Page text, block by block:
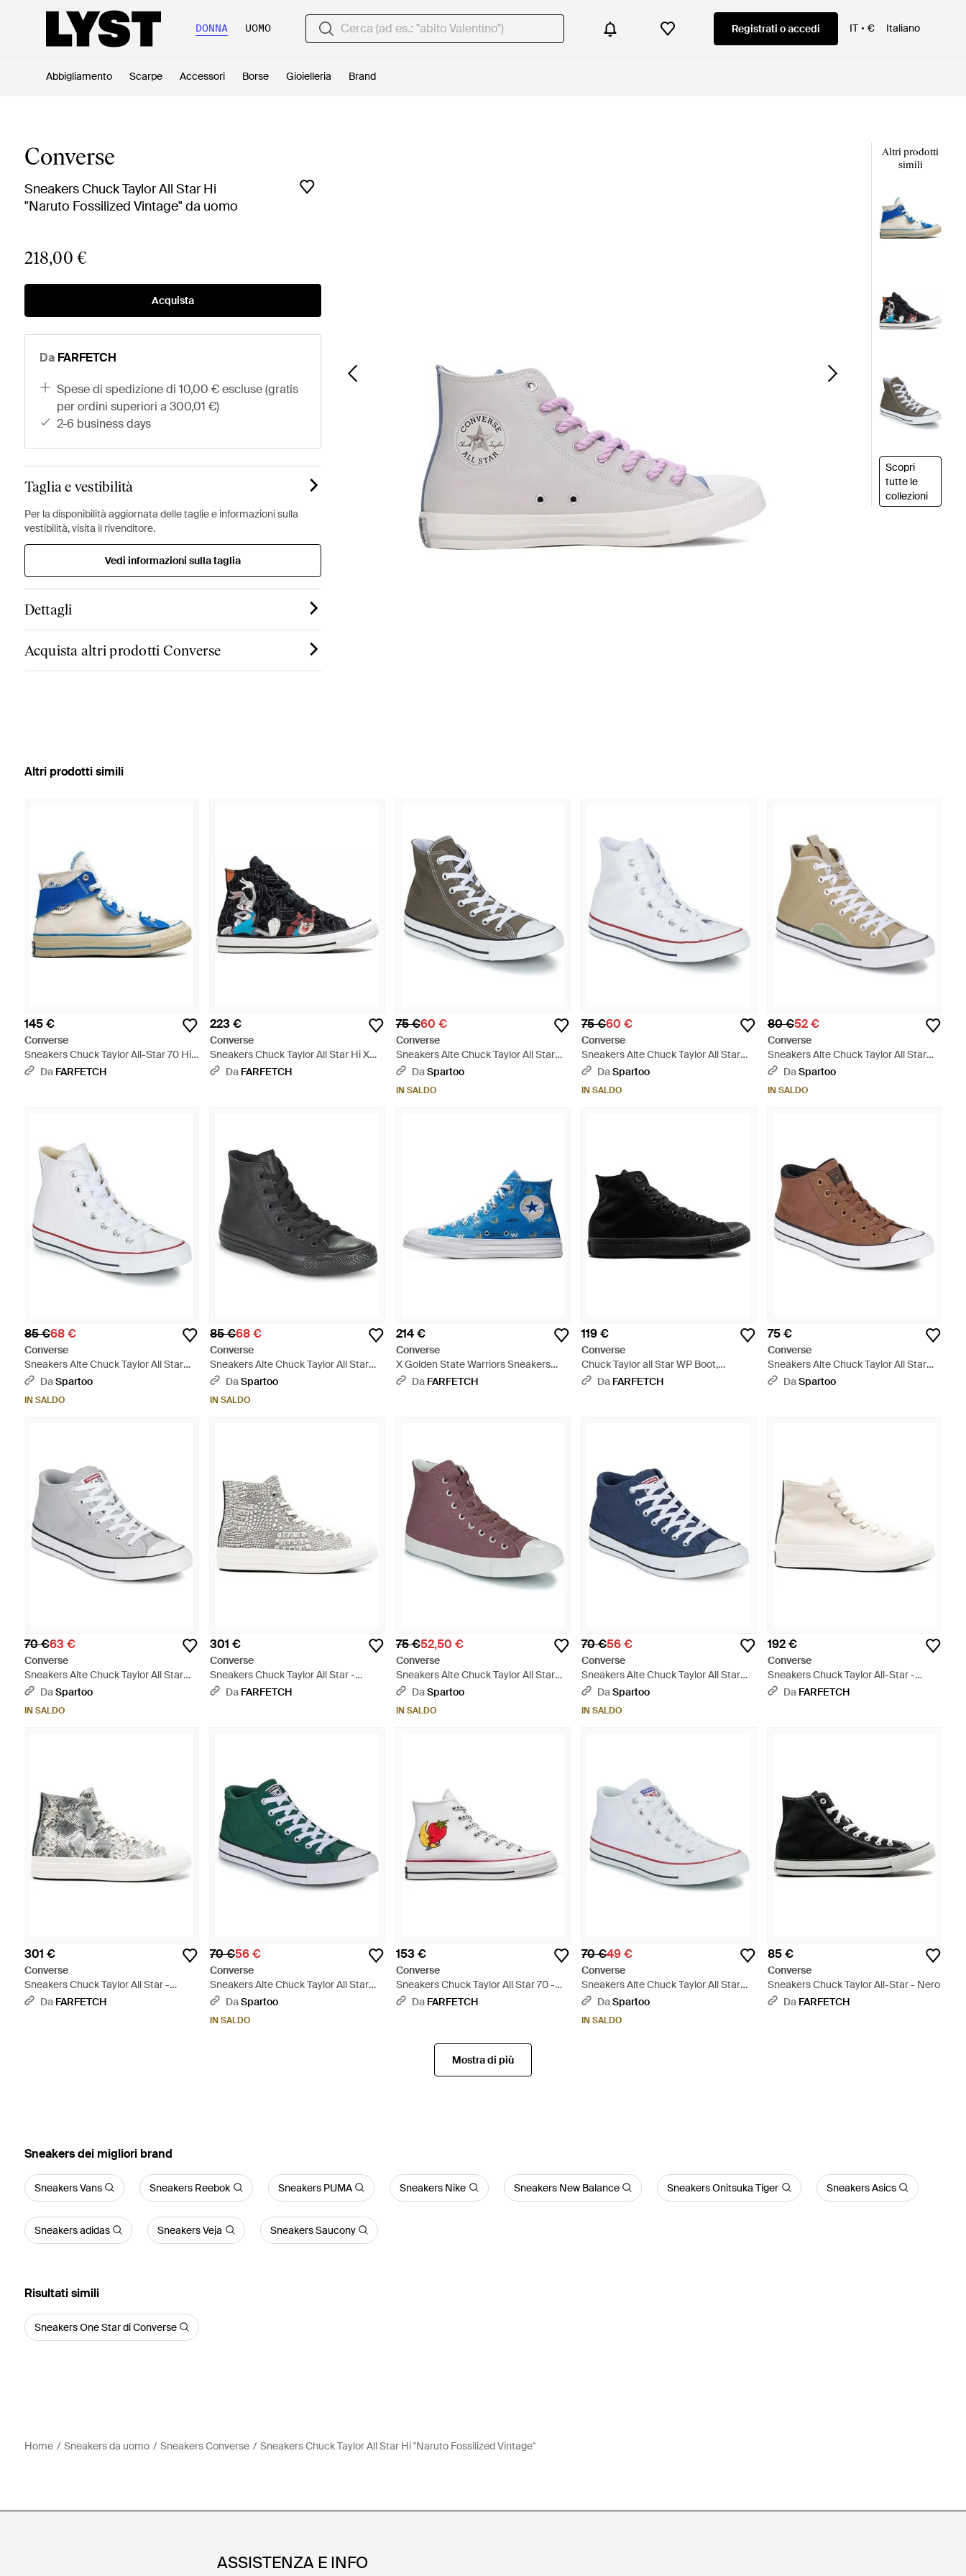
DONNA UOMO Registrati o accedi IT € Italiano
Abbigliamento Scarpe Accessori Borse Gioielleria Brand
Converse
Sneakers Chuck Taylor All Star Hi
"Naruto Fossilized Vintage" da uomo
218,00 €
Acquista
Da FARFETCH
spese di spedizione di 10,00 € escluse (gratis
per ordini superiori a 300,01 €)
2-6 business days
Taglia e vestibilità
Per la disponibilità aggiornata delle taglie e informazioni sulla
vestibilità, visita il rivenditore.
Vedi informazioni sulla taglia
Dettagli
Acquista altri prodotti Converse
Altri prodotti
simili
Scopri
tutte le
collezioni
Altri prodotti simili
145 €
Converse
Sneakers Chuck Taylor All-Star 70 Hi
X Adererror - Blu
Da FARFETCH
223 €
Converse
Sneakers Chuck Taylor All Star Hi X
Space Jam - Blu
Da FARFETCH
75 €60 €
Converse
Sneakers Alte Chuck Taylor All Star
Seas Hi - Grigio
DaSpartoo
IN SALDO
75 €60 €
Converse
Sneakers Alte Chuck Taylor All Star
Core Hi - Bianco
DaSpartoo
IN SALDO
80 €52 €
Converse
Sneakers Alte Chuck Taylor All Star
Utility Hi - Bianco
DaSpartoo
IN SALDO
85 €68 €
Converse
Sneakers Alte Chuck Taylor All Star
Core Leather Hi - Bianco
DaSpartoo
IN SALDO
85 €68 €
Converse
Sneakers Alte Chuck Taylor All Star
Mono Hi - Nero
DaSpartoo
IN SALDO
214 €
Converse
X Golden State Warriors Sneakers
Alte Chuck Taylor All Star 70 - Blu
Da FARFETCH
119 €
Converse
Chuck Taylor all Star WP Boot,
Sneaker a Collo Alto Unisex - Nero
Da FARFETCH
75 €
Converse
Sneakers Alte Chuck Taylor All Star
Malden Street - Marrone
DaSpartoo
70 €63 €
Converse
Sneakers Alte Chuck Taylor All Star
Malden Street - Bianco
DaSpartoo
IN SALDO
301 €
Converse
Sneakers Chuck Taylor All Star -
Bianco
Da FARFETCH
75 €52,50 €
Converse
Sneakers Alte Chuck Taylor All Star
Heavy Canvas - Viola
DaSpartoo
IN SALDO
70 €56 €
Converse
Sneakers Alte Chuck Taylor All Star
Malden Street - Blu
DaSpartoo
IN SALDO
192 €
Converse
Sneakers Chuck Taylor All-Star -
Bianco
Da FARFETCH
301 €
Converse
Sneakers Chuck Taylor All Star -
Bianco
Da FARFETCH
70 €56 €
Converse
Sneakers Alte Chuck Taylor All Star
Malden Street - Verde
DaSpartoo
IN SALDO
153 €
Converse
Sneakers Chuck Taylor All Star 70 -
Bianco
Da FARFETCH
70 €49 €
Converse
Sneakers Alte Chuck Taylor All Star
Malden Street - Bianco
DaSpartoo
IN SALDO
85 €
Converse
Sneakers Chuck Taylor All-Star - Nero
Da FARFETCH
Mostra di più
‪Sneakers‬ dei migliori brand
Sneakers Vans Sneakers Reebok Sneakers PUMA Sneakers Nike Sneakers New Balance Sneakers Onitsuka Tiger Sneakers Asics
Sneakers adidas Sneakers Veja Sneakers Saucony
Risultati simili
Sneakers One Star di Converse
Home Sneakers da uomo Sneakers Converse Sneakers Chuck Taylor All Star Hi "Naruto Fossilized Vintage"
ASSISTENZA E INFO